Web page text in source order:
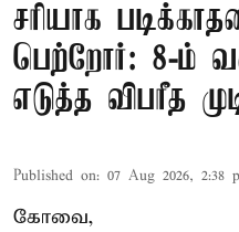
சரியாக
பெற்றோர்: 8-ம்
எடுத்த விபரீத
Published on: 07 Aug 2026, 2:38
கோவை,